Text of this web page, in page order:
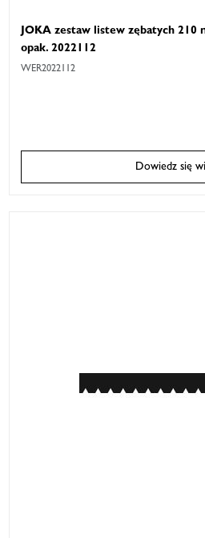
JOKA zestaw listew zębatych 210
opak. 2022112
WER2022112
Dowiedz się